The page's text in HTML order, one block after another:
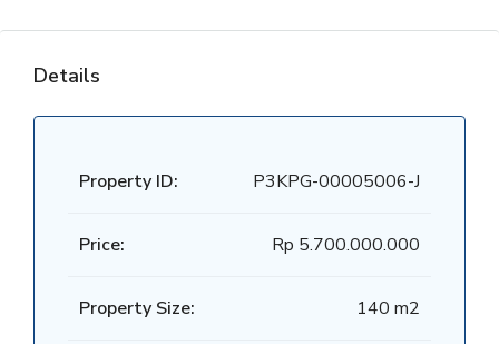
Details
Property ID: P3KPG-00005006-J
Price: Rp 5.700.000.000
Property Size: 140 m2